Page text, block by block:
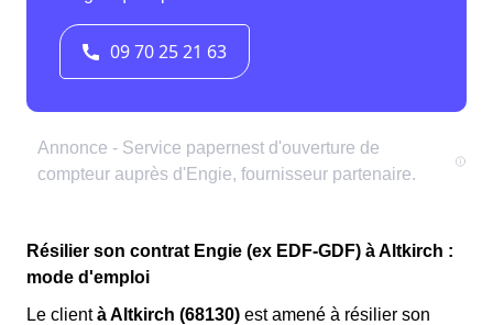
Résilier son contrat Engie (ex EDF-GDF) à Altkirch :
mode d'emploi
Le clientà Altkirch (68130) est amené à résilier son